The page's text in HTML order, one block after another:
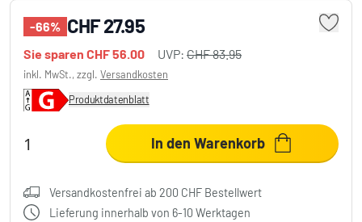
-66% CHF 27.95
Sie sparen CHF 56.00 UVP: CHF 83.95
inkl. MwSt., zzgl. Versandkosten
Produktdatenblatt
In den Warenkorb
Versandkostenfrei ab 200 CHF Bestellwert
Lieferung innerhalb von 6-10 Werktagen